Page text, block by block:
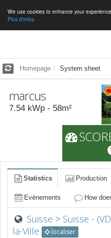
We use cookies to enhance your
Plus d'infos.
Homepage System sheet
marcus
7.54 kWp - 58m²
Statistics Production
Evènements How
Suisse > Suisse -
la-Ville
localiser